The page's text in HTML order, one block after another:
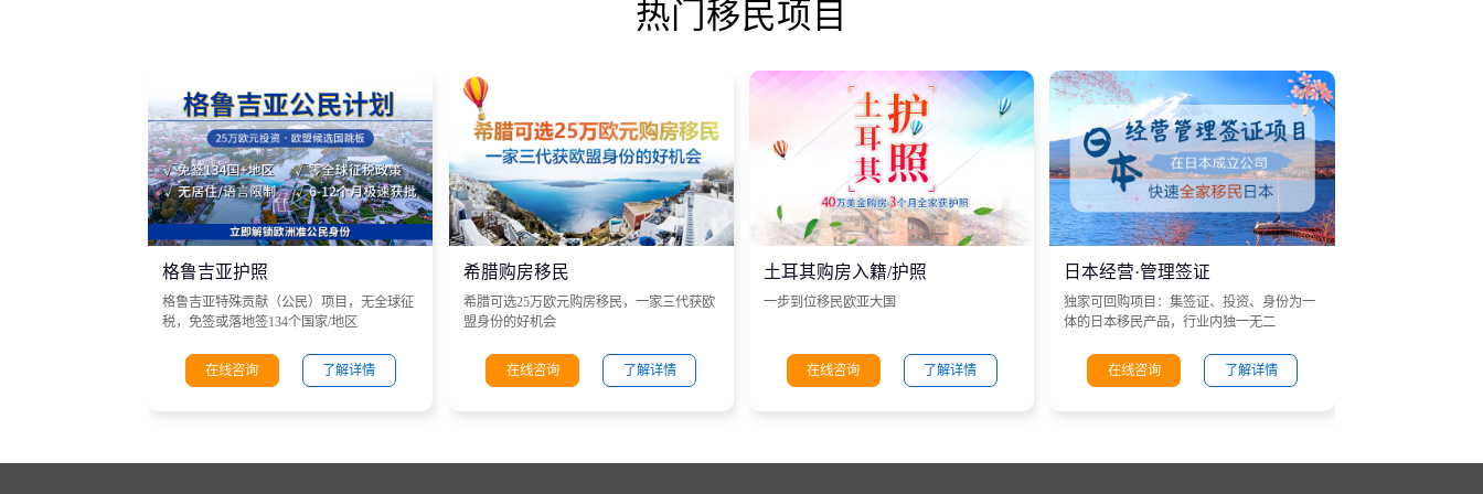
热门移民项目
格鲁吉亚护照
格鲁吉亚特殊贡献（公民）项目，无全球征
税，免签或落地签134个国家/地区
在线咨询 了解详情
希腊购房移民
希腊可选25万欧元购房移民，一家三代获欧
盟身份的好机会
在线咨询 了解详情
土耳其购房入籍/护照
一步到位移民欧亚大国
在线咨询 了解详情
日本经营·管理签证
独家可回购项目：集签证、投资、身份为一
体的日本移民产品，行业内独一无二
在线咨询 了解详情